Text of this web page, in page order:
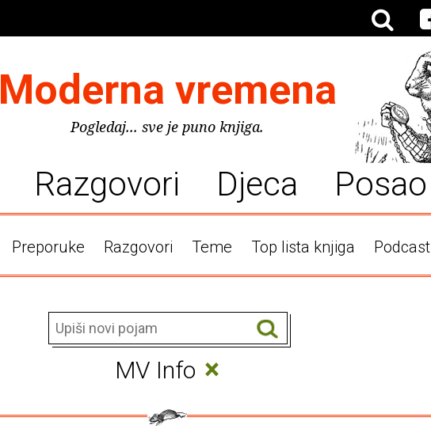
Moderna vremena
Pogledaj... sve je puno knjiga.
Razgovori Djeca Posao
Preporuke Razgovori Teme Top lista knjiga Podcast
MV Info ×